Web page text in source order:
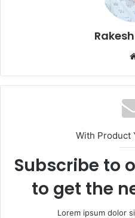
With Product
Subscribe to
to get the
Lorem ipsum dolor